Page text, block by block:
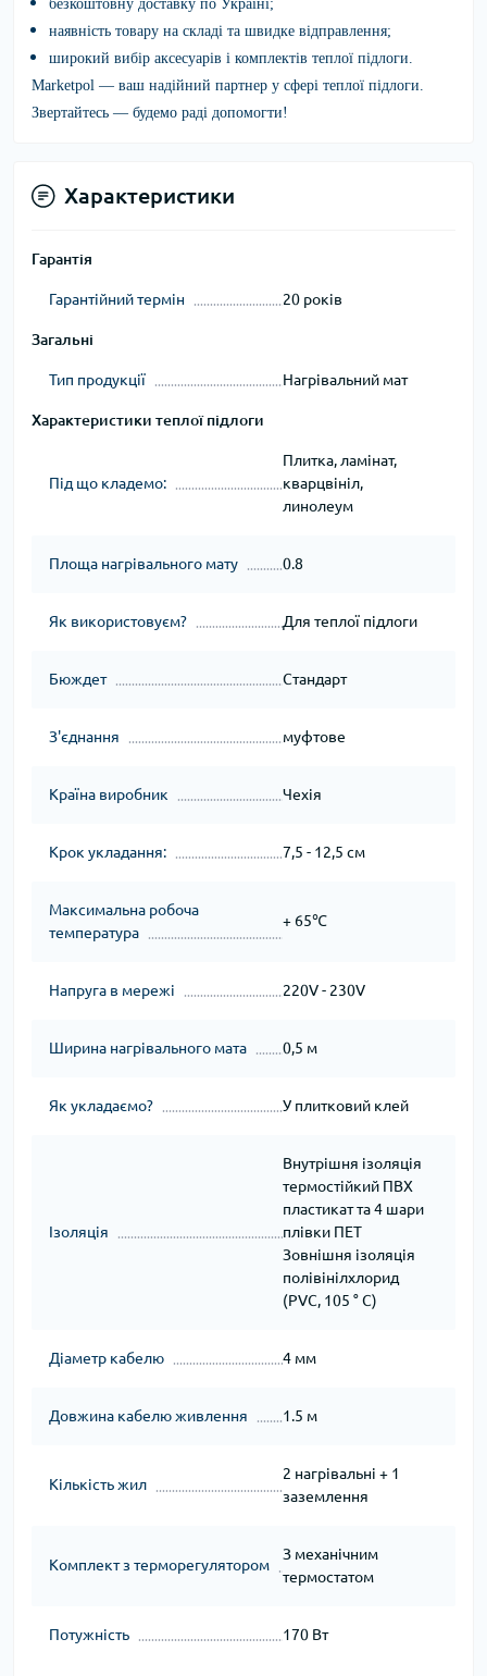
безкоштовну доставку по Україні;
наявність товару на складі та швидке відправлення;
широкий вибір аксесуарів і комплектів теплої підлоги.
Marketpol — ваш надійний партнер у сфері теплої підлоги.
Звертайтесь — будемо раді допомогти!
Характеристики
Гарантія
Гарантійний термін 20 років
Загальні
Тип продукції Нагрівальний мат
Характеристики теплої підлоги
Під що кладемо:
Плитка, ламінат,
кварцвініл,
линолеум
Площа нагрівального мату 0.8
Як використовуєм? Для теплої підлоги
Бюждет Стандарт
З'єднання муфтове
Країна виробник Чехія
Крок укладання: 7,5 - 12,5 см
Максимальна робоча
температура
+ 65℃
Напруга в мережі 220V - 230V
Ширина нагрівального мата 0,5 м
Як укладаємо? У плитковий клей
Ізоляція
Внутрішня ізоляція
термостійкий ПВХ
пластикат та 4 шари
плівки ПЕТ
Зовнішня ізоляція
полівінілхлорид
(PVC, 105 ° C)
Діаметр кабелю 4 мм
Довжина кабелю живлення 1.5 м
Кількість жил
2 нагрівальні + 1
заземлення
Комплект з терморегулятором
З механічним
термостатом
Потужність 170 Вт